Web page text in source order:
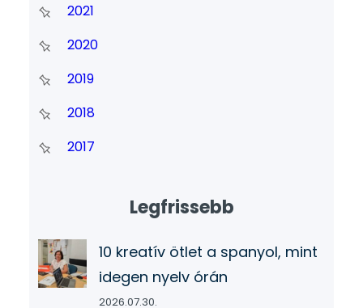
2021
2020
2019
2018
2017
Legfrissebb
10 kreatív ötlet a spanyol, mint
idegen nyelv órán
2026.07.30.